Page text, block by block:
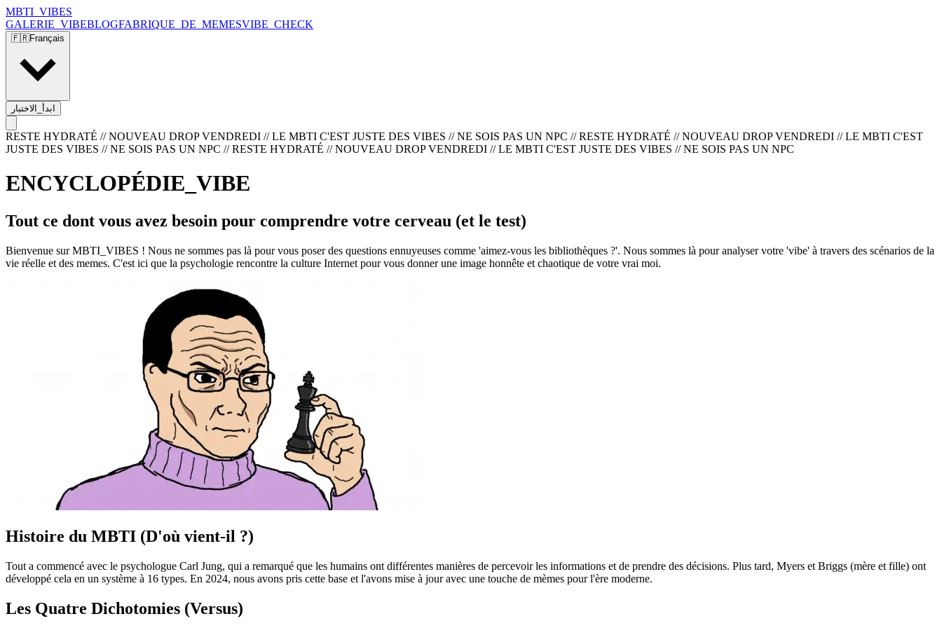
MBTI_VIBES
GALERIE_VIBEBLOGFABRIQUE_DE_MEMESVIBE_CHECK
🇫🇷Français
ابدأ_الاختبار
RESTE HYDRATÉ // NOUVEAU DROP VENDREDI // LE MBTI C'EST JUSTE DES VIBES // NE SOIS PAS UN NPC //RESTE HYDRATÉ // NOUVEAU DROP VENDREDI // LE MBTI C'EST
JUSTE DES VIBES // NE SOIS PAS UN NPC //RESTE HYDRATÉ // NOUVEAU DROP VENDREDI // LE MBTI C'EST JUSTE DES VIBES // NE SOIS PAS UN NPC
ENCYCLOPÉDIE_VIBE
Tout ce dont vous avez besoin pour comprendre votre cerveau (et le test)
Bienvenue sur MBTI_VIBES ! Nous ne sommes pas là pour vous poser des questions ennuyeuses comme 'aimez-vous les bibliothèques ?'. Nous sommes là pour analyser votre 'vibe' à travers des scénarios de la
vie réelle et des memes. C'est ici que la psychologie rencontre la culture Internet pour vous donner une image honnête et chaotique de votre vrai moi.
Histoire du MBTI (D'où vient-il ?)
Tout a commencé avec le psychologue Carl Jung, qui a remarqué que les humains ont différentes manières de percevoir les informations et de prendre des décisions. Plus tard, Myers et Briggs (mère et fille) ont
développé cela en un système à 16 types. En 2024, nous avons pris cette base et l'avons mise à jour avec une touche de mèmes pour l'ère moderne.
Les Quatre Dichotomies (Versus)